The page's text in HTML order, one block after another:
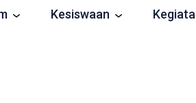
Kesiswaan